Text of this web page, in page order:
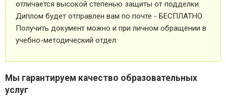
отличается высокой степенью защиты от подделки.
Диплом будет отправлен вам по почте - БЕСПЛАТНО.
Получить документ можно и при личном обращении в
учебно-методический отдел.
Мы гарантируем качество образовательных
услуг